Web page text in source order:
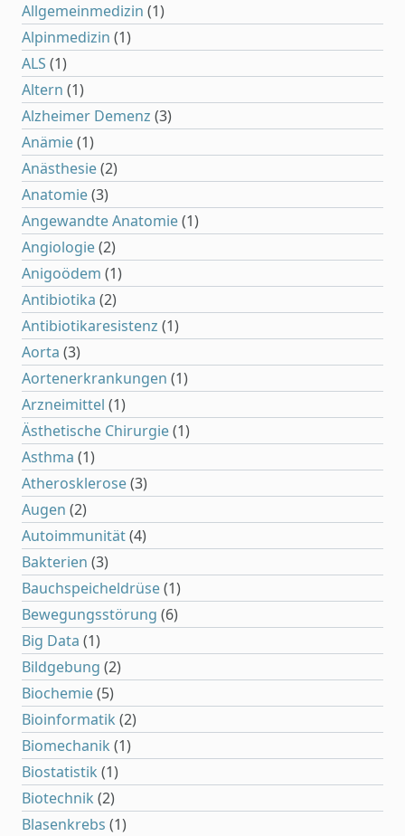
Allgemeinmedizin (1)
Alpinmedizin (1)
ALS (1)
Altern (1)
Alzheimer Demenz (3)
Anämie(1)
Anästhesie(2)
Anatomie(3)
Angewandte Anatomie(1)
Angiologie(2)
Anigoödem (1)
Antibiotika (2)
Antibiotikaresistenz (1)
Aorta (3)
Aortenerkrankungen (1)
Arzneimittel (1)
Ästhetische Chirurgie(1)
Asthma (1)
Atherosklerose(3)
Augen (2)
Autoimmunität(4)
Bakterien (3)
Bauchspeicheldrüse(1)
Bewegungsstörung (6)
Big Data (1)
Bildgebung (2)
Biochemie(5)
Bioinformatik (2)
Biomechanik (1)
Biostatistik (1)
Biotechnik (2)
Blasenkrebs (1)